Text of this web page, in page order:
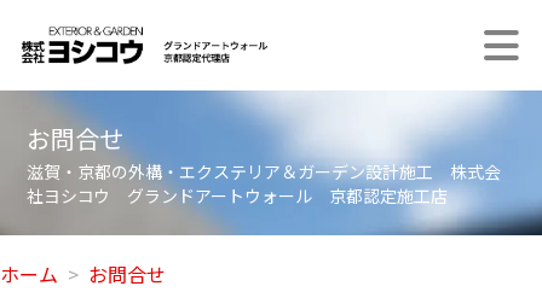
お問合せ
滋賀・京都の外構・エクステリア＆ガーデン設計施工 株式会
社ヨシコウ グランドアートウォール 京都認定施工店
ホーム お問合せ